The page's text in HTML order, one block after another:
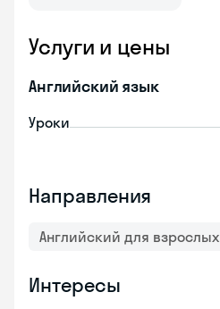
Услуги и цены
Английский язык
Уроки
Направления
Английский для взрослых
Интересы